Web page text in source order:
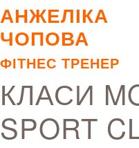
АНЖЕЛІКА
ЧОПОВА
ФІТНЕС ТРЕНЕР
КЛАСИ
SPORT